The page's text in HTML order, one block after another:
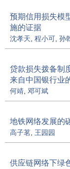
预期信用损失模
施的证据
沈孝天 程小可 孙
贷款损失拨备制
来自中国银行业
何靖 邓可斌
地铁网络发展的
高子茗 王园园
供应链网络下绿